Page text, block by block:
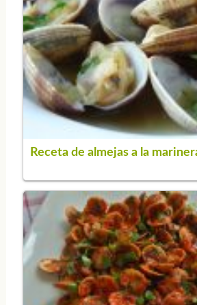
Receta de almejas a la